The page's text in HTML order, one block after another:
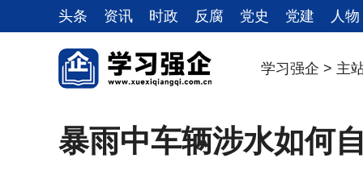
头条 资讯 时政 反腐 党史 党建 人物
学习强企 > 主
暴雨中车辆涉水如何